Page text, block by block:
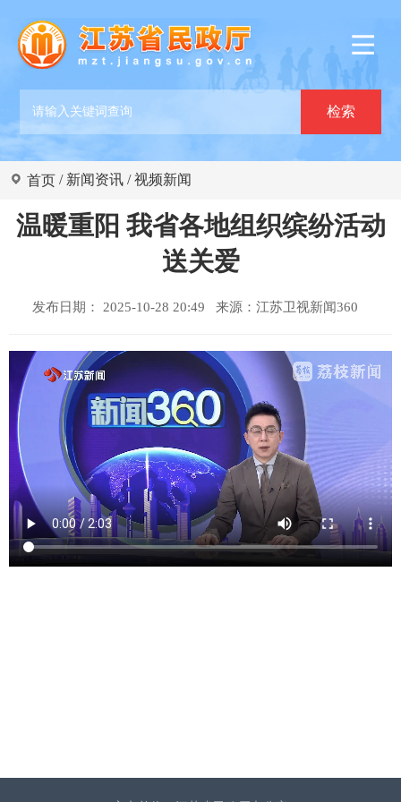
首页 / 新闻资讯 /视频新闻
温暖重阳 我省各地组织缤纷活动
送关爱
发布日期： 2025-10-28 20:49 来源： 江苏卫视新闻360